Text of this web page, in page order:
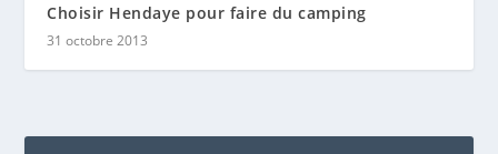
Choisir Hendaye pour faire du camping
31 octobre 2013